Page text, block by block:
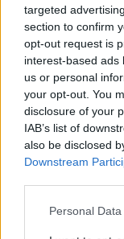
targeted
section to confirm
opt-out request is
interest-based ads
us or personal
your opt-out. You
disclosure of your
IAB’s list of
also be disclosed
Downstream
Please note that
Personal
ΑΣΕΠ: Εξ
μέρες